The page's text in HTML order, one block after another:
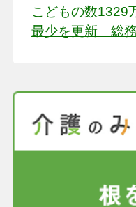
こどもの数1329
最少を更新 総